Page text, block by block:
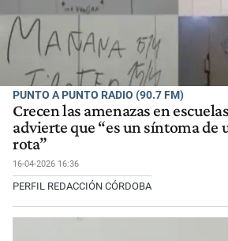
PUNTO A PUNTO RADIO (90.7 FM)
Crecen las amenazas en
advierte que “es un síntoma de
rota”
16-04-2026 16:36
PERFIL REDACCIÓN CÓRDOBA